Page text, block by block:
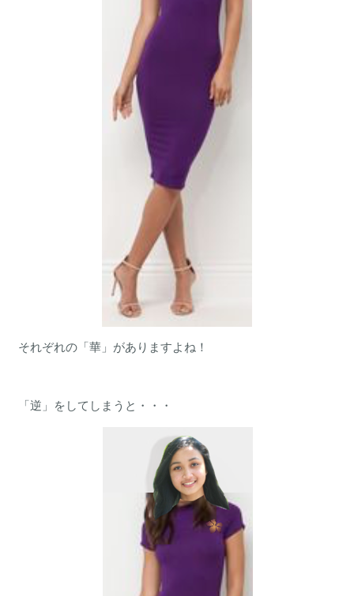
それぞれの「華」がありますよね！
「逆」をしてしまうと・・・